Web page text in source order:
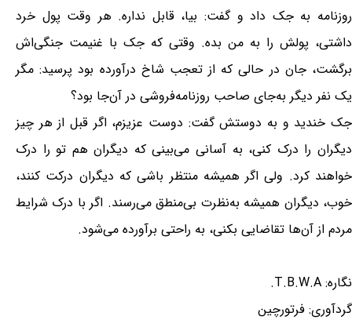
روزنامه به جک داد و گفت: بیا، قابل نداره. هر وقت پول خرد
داشتی، پولش را به من بده. وقتی که جک با غنیمت جنگی‌اش
برگشت، جان در حالی که از تعجب شاخ درآورده بود پرسید: مگر
یک نفر دیگر به‌جای صاحب روزنامه‌فروشی در آن‌جا بود؟
جک خندید و به دوستش گفت: دوست عزیزم، اگر قبل از هر چیز
دیگران را درک کنی، به آسانی می‌بینی که دیگران هم تو را درک
خواهند کرد. ولی اگر همیشه منتظر باشی که دیگران درکت کنند،
خوب، دیگران همیشه به‌نظرت بی‌منطق می‌رسند. اگر با درک شرایط
مردم از آن‌ها تقاضایی بکنی، به راحتی برآورده می‌شود.
نگاره: T.B.W.A.
گردآوری: فرتورچین